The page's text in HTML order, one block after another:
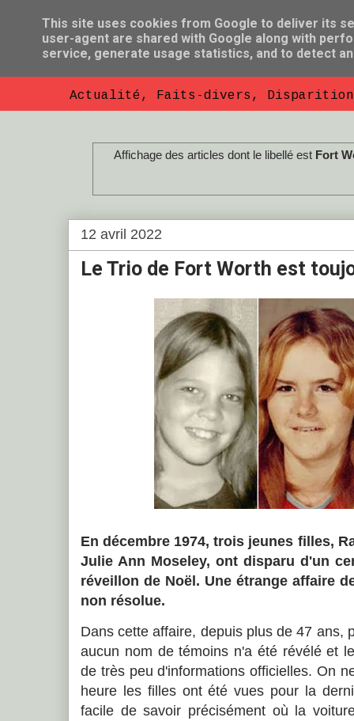
So Florent B
Actualité, Faits-divers,
Affichage des articles dont le libellé est Fort
12 avril 2022
Le Trio de Fort Worth est
En décembre 1974, trois jeunes filles,
Julie Ann Moseley, ont disparu d'un
réveillon de Noël. Une étrange affaire
non résolue.
Dans cette affaire, depuis plus de 47 ans,
aucun nom de témoins n'a été révélé et
de très peu d'informations officielles. On
heure les filles ont été vues pour la
facile de savoir précisément où la
This site uses cookies from Google to deliver its
user-agent are shared with Google along with
service, generate usage statistics, and to detect